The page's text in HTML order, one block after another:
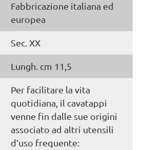
Fabbricazione italiana ed
europea
Sec. XX
Lungh. cm 11,5
Per facilitare la vita
quotidiana, il cavatappi
venne fin dalle sue origini
associato ad altri utensili
d’uso frequente: